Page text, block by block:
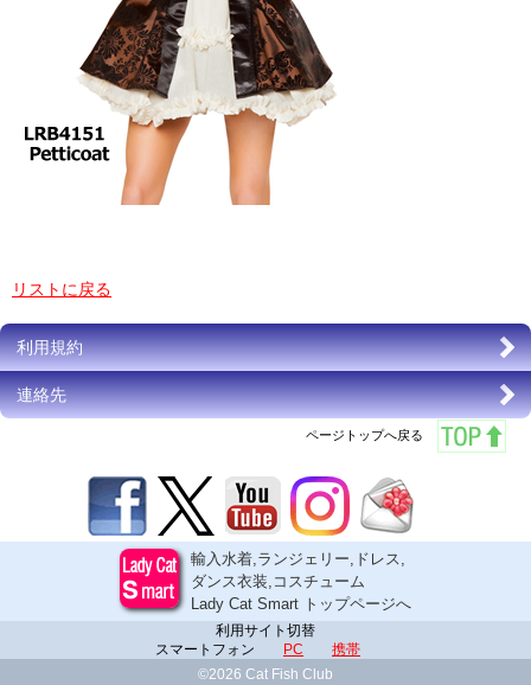
リストに戻る
利用規約
連絡先
ページトップへ戻る
輸入水着,ランジェリー,ドレス,
ダンス衣装,コスチューム
Lady Cat Smart トップページへ
利用サイト切替
スマートフォン
PC
携帯
©2026 Cat Fish Club